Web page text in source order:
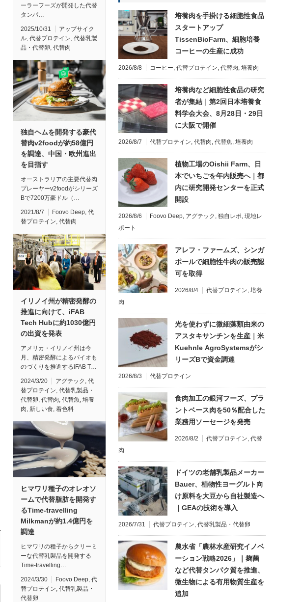
ーラーフーズが開発した代替
タンパ…
2025/10/31
アップサイク
ル 代替プロテイン 代替乳製
品・代替卵 代替肉
独自ヘムを開発する豪代
替肉v2foodが約58億円
を調達、中国・欧州進出
を目指す
オーストラリアの主要代替肉
プレーヤーv2foodがシリーズ
Bで7200万豪ドル（…
2021/8/7 Foovo Deep, 代
替プロテイン, 代替肉
イリノイ州が精密発酵の
推進に向けて、iFAB
Tech Hubに約1030億円
の出資を発表
アメリカ・イリノイ州は今
月、精密発酵によるバイオも
のづくりを推進するiFAB T…
2024/3/20 アグテック , 代
替プロテイン, 代替乳製品・
代替卵, 代替肉, 代替魚, 培養
肉, 新しい食, 着色料
ヒマワリ種子のオレオソ
ームで代替脂肪を開発す
るTime-travelling
Milkmanが約1.4億円を
調達
ヒマワリの種子からクリーミ
ーな代替乳製品を開発する
Time-travelling…
2024/3/30 Foovo Deep, 代
替プロテイン, 代替乳製品・
代替卵
培養肉を手掛ける細胞性食品
スタートアップ
TissenBioFarm、細胞培養
コーヒーの生産に成功
2026/8/8 コーヒー 代替プロテイン 代替肉 培養肉
培養肉など細胞性食品の研究
者が集結｜第2回日本培養食
料学会大会、8月28日・29日
に大阪で開催
2026/8/7 代替プロテイン 代替肉 代替魚 培養肉
植物工場のOishii Farm、日
本でいちごを年内販売へ｜都
内に研究開発センターを正式
開設
2026/8/6 Foovo Deep アグテック 独自レポ 現地レ
ポート
アレフ・ファームズ、シンガ
ポールで細胞性牛肉の販売認
可を取得
2026/8/4 代替プロテイン 培養
肉
光を使わずに微細藻類由来の
アスタキサンチンを生産｜米
Kuehnle AgroSystemsがシ
リーズBで資金調達
2026/8/3 代替プロテイン
食肉加工の銀河フーズ、プラ
ントベース肉を50％配合した
業務用ソーセージを発売
2026/8/2 代替プロテイン 代替
肉
ドイツの老舗乳製品メーカー
Bauer、植物性ヨーグルト向
け原料を大豆から自社製造へ
｜GEAの技術を導入
2026/7/31 代替プロテイン 代替乳製品・代替卵
農水省「農林水産研究イノベ
ーション戦略2026」｜麹菌
など代替タンパク質を推進、
微生物による有用物質生産を
追加